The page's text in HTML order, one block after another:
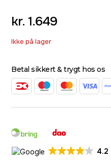
kr. 1.649
Ikke på lager
Betal sikkert & trygt hos os
4.2